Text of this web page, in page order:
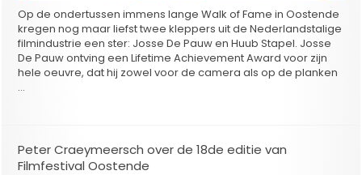
Op de ondertussen immens lange Walk of Fame in Oostende
kregen nog maar liefst twee kleppers uit de Nederlandstalige
filmindustrie een ster: Josse De Pauw en Huub Stapel. Josse
De Pauw ontving een Lifetime Achievement Award voor zijn
hele oeuvre, dat hij zowel voor de camera als op de planken
…
Peter Craeymeersch over de 18de editie van
Filmfestival Oostende